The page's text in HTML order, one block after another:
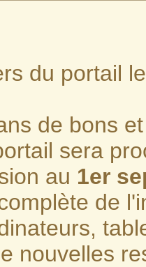
du portail
de bons
sera
au 1er
de
nouvelles